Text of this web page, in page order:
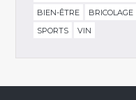
BIEN-ÊTRE
BRICOLAGE
SPORTS
VIN